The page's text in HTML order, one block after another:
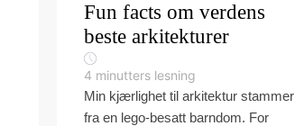
Fun facts om verdens
beste arkitekturer
4 minutters lesning
Min kjærlighet til arkitektur stammer
fra en lego-besatt barndom. For